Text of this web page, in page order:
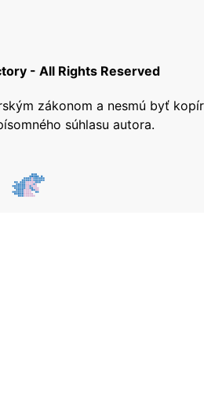
- All Rights Reserved
zákonom a nesmú byť
súhlasu autora.